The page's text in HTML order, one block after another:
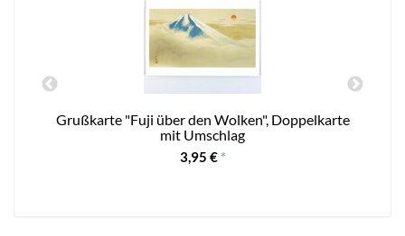
Grußkarte "Fuji über den Wolken", Doppelkarte
mit Umschlag
3,95 € *